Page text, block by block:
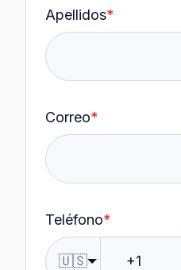
Apellidos*
Correo*
Teléfono*
🇺🇸